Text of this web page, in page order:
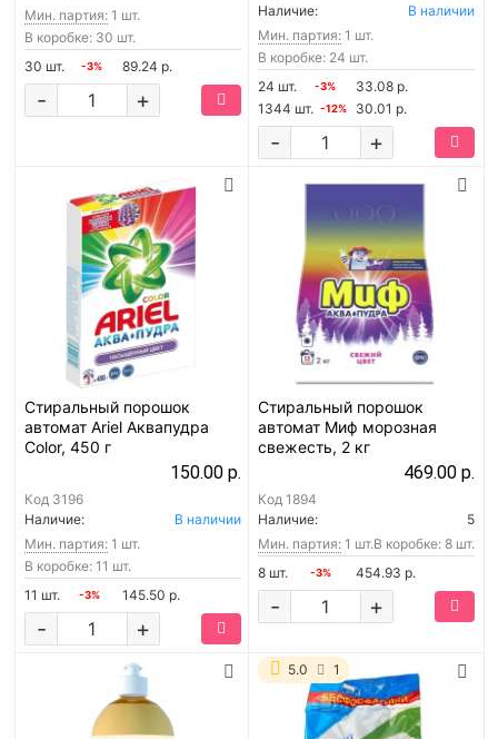
Мин. партия: 1 шт.
В коробке: 30 шт.
30 шт.
-3% 89.24 р.
+
-
Наличие:
В наличии
Мин. партия: 1 шт.
В коробке: 24 шт.
24 шт.
-3%
33.08 р.
1344 шт. -12% 30.01 р.
+
-
Стиральный порошок
автомат Ariel Аквапудра
Color, 450 г
150.00 р.
Код 3196
Наличие:
В наличии
Мин. партия: 1 шт.
В коробке: 11 шт.
11 шт.
-3% 145.50 р.
+
-
Стиральный порошок
автомат Миф морозная
свежесть, 2 кг
469.00 р.
Код 1894
Наличие:
5
Мин. партия: 1 шт.В коробке: 8 шт.
8 шт.
-3% 454.93 р.
+
-
5.0 1